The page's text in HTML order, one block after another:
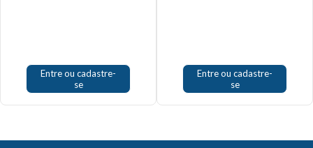
Entre ou cadastre-
se
Entre ou cadastre-
se